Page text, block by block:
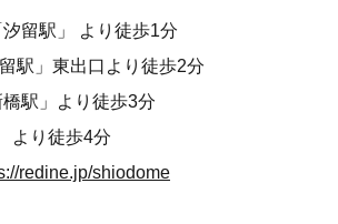
汐留駅」 より徒歩1分
駅」東出口より徒歩2分
橋駅」より徒歩3分
より徒歩4分
redine.jp/shiodome